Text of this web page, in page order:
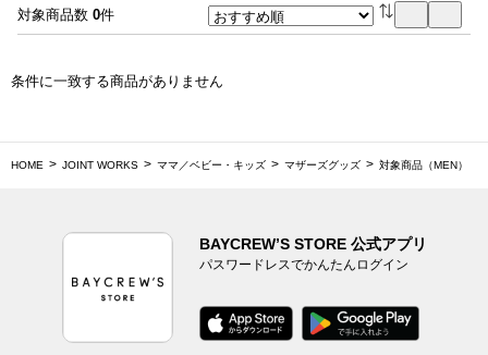
対象商品数 0件
条件に一致する商品がありません
HOME JOINT WORKS ママ／ベビー・キッズ マザーズグッズ 対象商品（MEN）
BAYCREW’S STORE 公式アプリ
パスワードレスでかんたんログイン